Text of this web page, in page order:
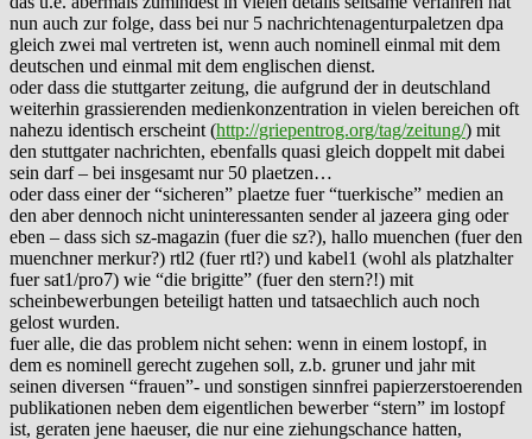
nun auch zur folge, dass bei nur 5 nachrichtenagenturpaletzen dpa
gleich zwei mal vertreten ist, wenn auch nominell einmal mit dem
deutschen und einmal mit dem englischen dienst.
oder dass die stuttgarter zeitung, die aufgrund der in deutschland
weiterhin grassierenden medienkonzentration in vielen bereichen oft
nahezu identisch erscheint (http://griepentrog.org/tag/zeitung/) mit
den stuttgater nachrichten, ebenfalls quasi gleich doppelt mit dabei
sein darf – bei insgesamt nur 50 plaetzen…
oder dass einer der “sicheren” plaetze fuer “tuerkische” medien an
den aber dennoch nicht uninteressanten sender al jazeera ging oder
eben – dass sich sz-magazin (fuer die sz?), hallo muenchen (fuer den
muenchner merkur?) rtl2 (fuer rtl?) und kabel1 (wohl als platzhalter
fuer sat1/pro7) wie “die brigitte” (fuer den stern?!) mit
scheinbewerbungen beteiligt hatten und tatsaechlich auch noch
gelost wurden.
fuer alle, die das problem nicht sehen: wenn in einem lostopf, in
dem es nominell gerecht zugehen soll, z.b. gruner und jahr mit
seinen diversen “frauen”- und sonstigen sinnfrei papierzerstoerenden
publikationen neben dem eigentlichen bewerber “stern” im lostopf
ist, geraten jene haeuser, die nur eine ziehungschance hatten,